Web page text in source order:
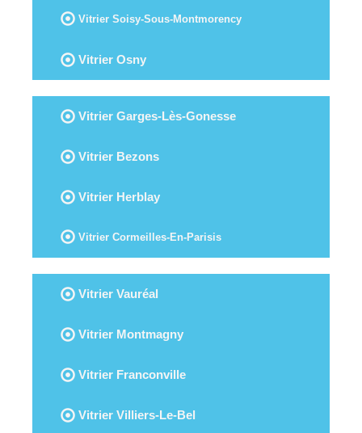
Vitrier Soisy-Sous-Montmorency
Vitrier Osny
Vitrier Garges-Lès-Gonesse
Vitrier Bezons
Vitrier Herblay
Vitrier Cormeilles-En-Parisis
Vitrier Vauréal
Vitrier Montmagny
Vitrier Franconville
Vitrier Villiers-Le-Bel